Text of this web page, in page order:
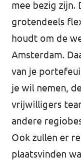
mee bezig zijn.
grotendeels
houdt om de
Amsterdam.
van je
je wil nemen,
vrijwilligers
andere
Ook zullen er
plaatsvinden